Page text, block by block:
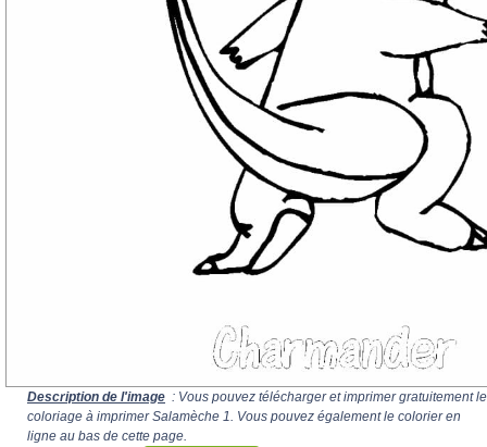
Description de l'image : Vous pouvez télécharger et imprimer gratuitement le
coloriage à imprimer Salamèche 1. Vous pouvez également le colorier en
ligne au bas de cette page.